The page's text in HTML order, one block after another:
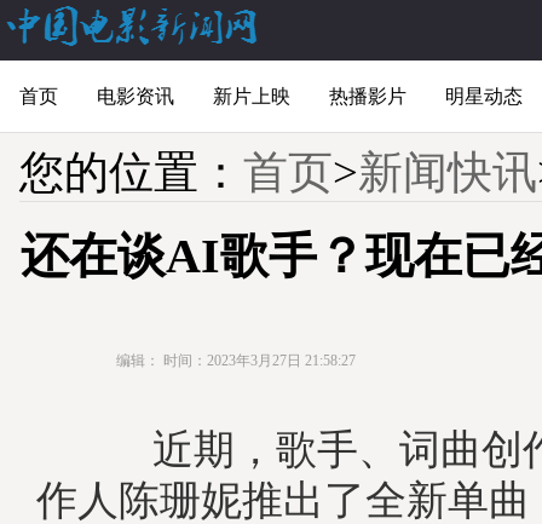
首页 电影资讯 新片上映 热播影片 明星动态
您的位置： 首页>新闻快讯
还在谈AI歌手？现在已
编辑： 时间：2023年3月27日 21:58:27
近期，歌手、词曲创
作人陈珊妮推出了全新单